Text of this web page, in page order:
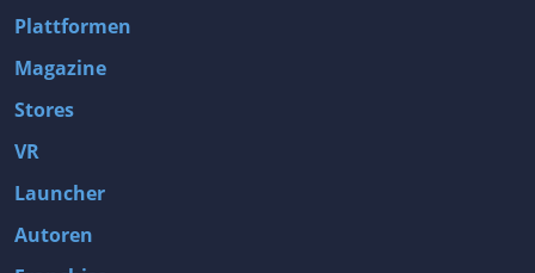
Plattformen
Magazine
Stores
VR
Launcher
Autoren